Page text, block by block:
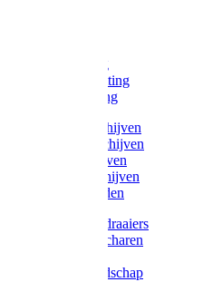
Voetketting
Scheepsketting
Victorketting
Afbraamschijven
Doorslijpschijven
Lamelschijven
Diamantschijven
Laselektroden
Schroevendraaiers
Tangen / Scharen
Meetgereedschap